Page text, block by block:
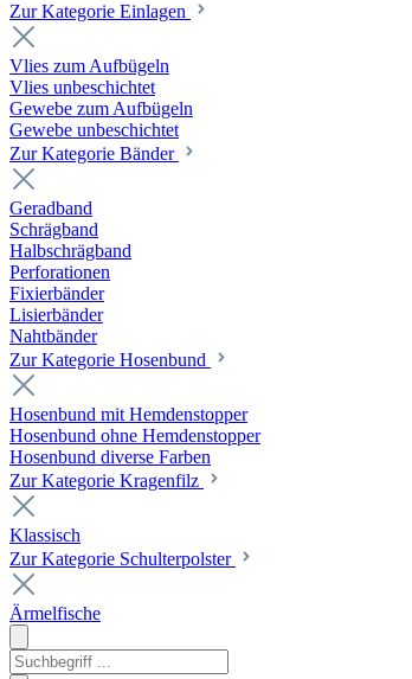
Zur Kategorie Einlagen
Vlies zum Aufbügeln
Vlies unbeschichtet
Gewebe zum Aufbügeln
Gewebe unbeschichtet
Zur Kategorie Bänder
Geradband
Schrägband
Halbschrägband
Perforationen
Fixierbänder
Lisierbänder
Nahtbänder
Zur Kategorie Hosenbund
Hosenbund mit Hemdenstopper
Hosenbund ohne Hemdenstopper
Hosenbund diverse Farben
Zur Kategorie Kragenfilz
Klassisch
Zur Kategorie Schulterpolster
Ärmelfische